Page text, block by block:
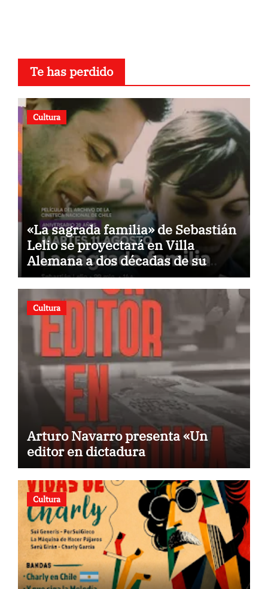
Te has perdido
Cultura
«La sagrada familia» de Sebastián
Lelio se proyectará en Villa
Alemana a dos décadas de su
estreno
Cultura
Arturo Navarro presenta «Un
editor en dictadura
Cultura